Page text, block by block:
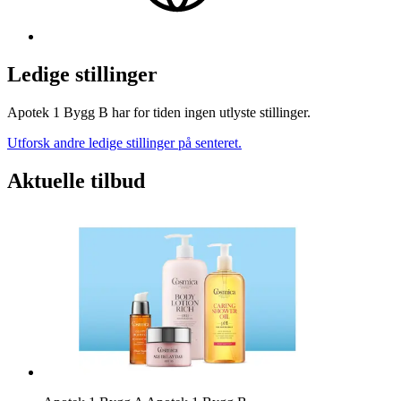
Ledige stillinger
Apotek 1 Bygg B har for tiden ingen utlyste stillinger.
Utforsk andre ledige stillinger på senteret.
Aktuelle tilbud